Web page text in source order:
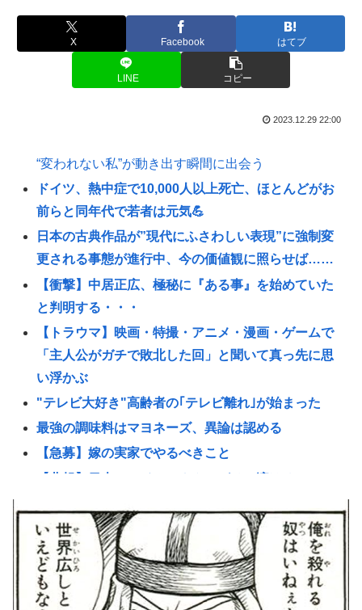
X Facebook はてブ
LINE コピー
2023.12.29 22:00
“変われない私”が動き出す瞬間に出会う
ドイツ、熱中症で10,000人以上死亡、ほとんどがお
前らと同年代で若者は元気💪
日本の古典作品が”現代にふさわしい表現”に強制変
更される事態が進行中、今の価値観に照らせば……
【衝撃】中居正広、極秘に『ある事』を始めていた
と判明する・・・
【トラウマ】映画・特撮・アニメ・漫画・ゲームで
「主人公がガチで敗北した回」と聞いて真っ先に思
い浮かぶ
"テレビ大好き"高齢者の｢テレビ離れ｣が始まった
最強の調味料はマヨネーズ、異論は認める
【急募】嫁の実家でやるべきこと
の！」←いや既存作品の2期やったら良いよね？www
【悲報】熊本避難所の皆様「パンばっかり。飽き飽
きしてる」断水なお3万戸超・・・・・・・・・
ダレノガレ明美、被災地で炊き出しへ 7種類のメニュ